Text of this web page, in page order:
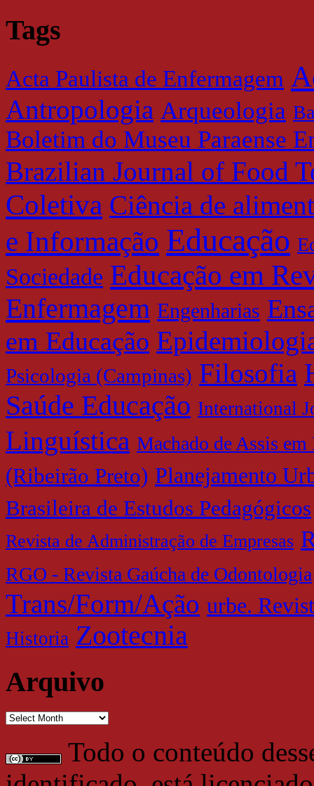
Tags
Acta Paulista de Enfermagem
Antropologia Arqueologia
Boletim do Museu Paraense
Brazilian Journal of Food
Coletiva Ciência de
e Informação Educação
Sociedade Educação em
Enfermagem Engenharias
em Educação
Psicologia (Campinas) Filosofia
Saúde Educação International
Linguística Machado de Assis
(Ribeirão Preto) Planejamento
Brasileira de Estudos Pedagógicos
Revista de Administração de Empresas
RGO - Revista Gaúcha de Odontologia
Trans/Form/Ação urbe.
Historia Zootecnia
Arquivo
Arquivo
Todo o conteúdo